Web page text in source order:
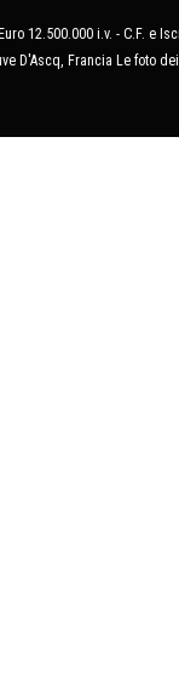
12.500.000 i.v. - C.F. e
D'Ascq, Francia Le foto